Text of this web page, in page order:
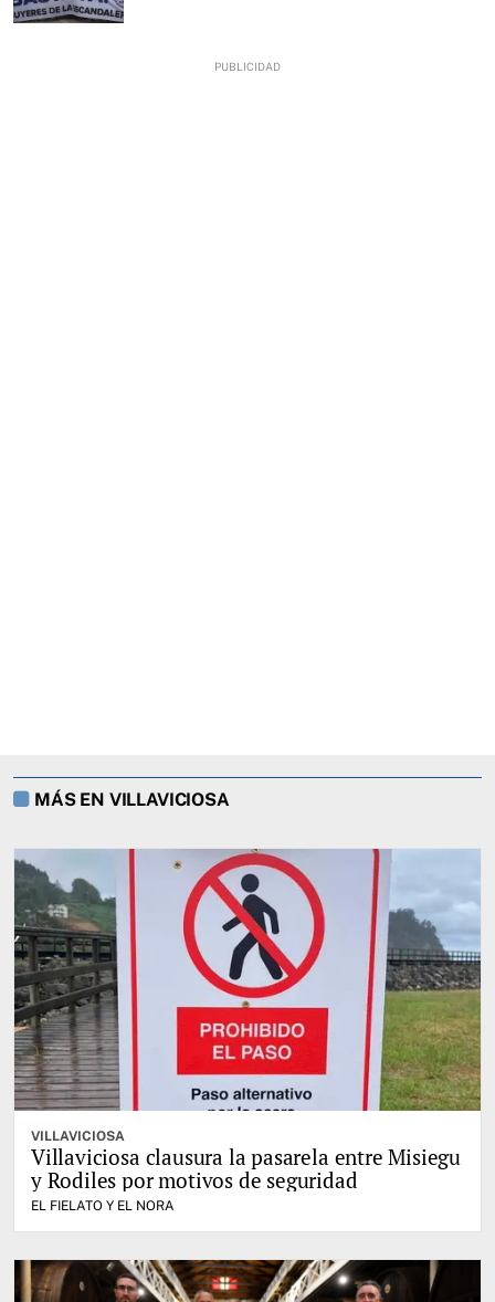
MÁS EN VILLAVICIOSA
VILLAVICIOSA
Villaviciosa clausura la pasarela entre Misiegu
y Rodiles por motivos de seguridad
EL FIELATO Y EL NORA